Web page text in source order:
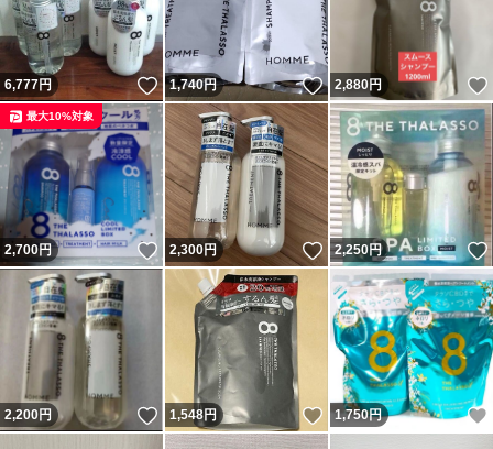
6,777円 いいね！
1,740円 いいね！
2,880円
2,700円 いいね！
最大10%対象
2,300円 いいね！
2,250円
2,200円 いいね！
1,548円 いいね！
1,750円